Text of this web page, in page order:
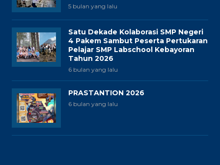
5 bulan yang lalu
Satu Dekade Kolaborasi SMP Negeri
4 Pakem Sambut Peserta Pertukaran
Pelajar SMP Labschool Kebayoran
Tahun 2026
6 bulan yang lalu
PRASTANTION 2026
6 bulan yang lalu